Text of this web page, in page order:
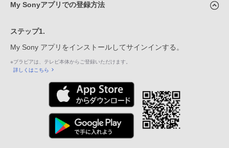
My Sonyアプリでの登録方法
ステップ1.
My Sony アプリをインストールしてサインインする。
※ブラビアは、テレビ本体からご登録いただけます。
詳しくはこちら